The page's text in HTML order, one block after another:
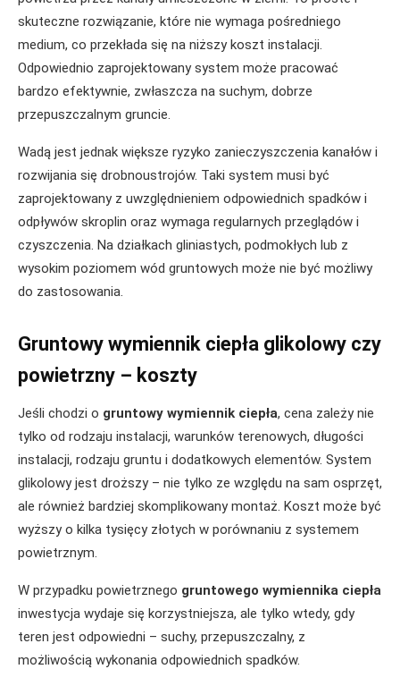
skuteczne rozwiązanie, które nie wymaga pośredniego
medium, co przekłada się na niższy koszt instalacji.
Odpowiednio zaprojektowany system może pracować
bardzo efektywnie, zwłaszcza na suchym, dobrze
przepuszczalnym gruncie.
Wadą jest jednak większe ryzyko zanieczyszczenia kanałów i
rozwijania się drobnoustrojów. Taki system musi być
zaprojektowany z uwzględnieniem odpowiednich spadków i
odpływów skroplin oraz wymaga regularnych przeglądów i
czyszczenia. Na działkach gliniastych, podmokłych lub z
wysokim poziomem wód gruntowych może nie być możliwy
do zastosowania.
Gruntowy wymiennik ciepła glikolowy czy
powietrzny – koszty
Jeśli chodzi o gruntowy wymiennik ciepła, cena zależy nie
tylko od rodzaju instalacji, warunków terenowych, długości
instalacji, rodzaju gruntu i dodatkowych elementów. System
glikolowy jest droższy – nie tylko ze względu na sam osprzęt,
ale również bardziej skomplikowany montaż. Koszt może być
wyższy o kilka tysięcy złotych w porównaniu z systemem
powietrznym.
W przypadku powietrznego gruntowego wymiennika ciepła
inwestycja wydaje się korzystniejsza, ale tylko wtedy, gdy
teren jest odpowiedni – suchy, przepuszczalny, z
możliwością wykonania odpowiednich spadków.